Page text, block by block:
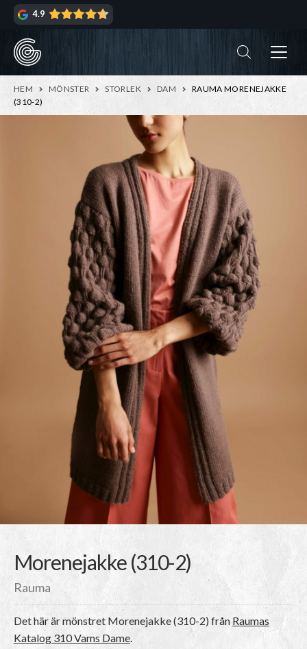
Hoppa
navigering
Hoppa
innehåll
4.9
HEM MÖNSTER STORLEK DAM
RAUMA MORENEJAKKE
(310-2)
Morenejakke (310-2)
Rauma
Det här är mönstret Morenejakke (310-2)från Raumas
Katalog 310 Vams Dame.